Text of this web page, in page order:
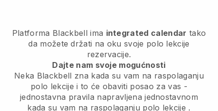
Platforma Blackbell ima integrated calendar tako
da možete držati na oku svoje polo lekcije
rezervacije.
Dajte nam svoje mogućnosti
Neka Blackbell zna kada su vam na raspolaganju
polo lekcije i to će obaviti posao za vas -
jednostavna pravila napravljena jednostavnom
kada su vam na raspolaganju polo lekcije .